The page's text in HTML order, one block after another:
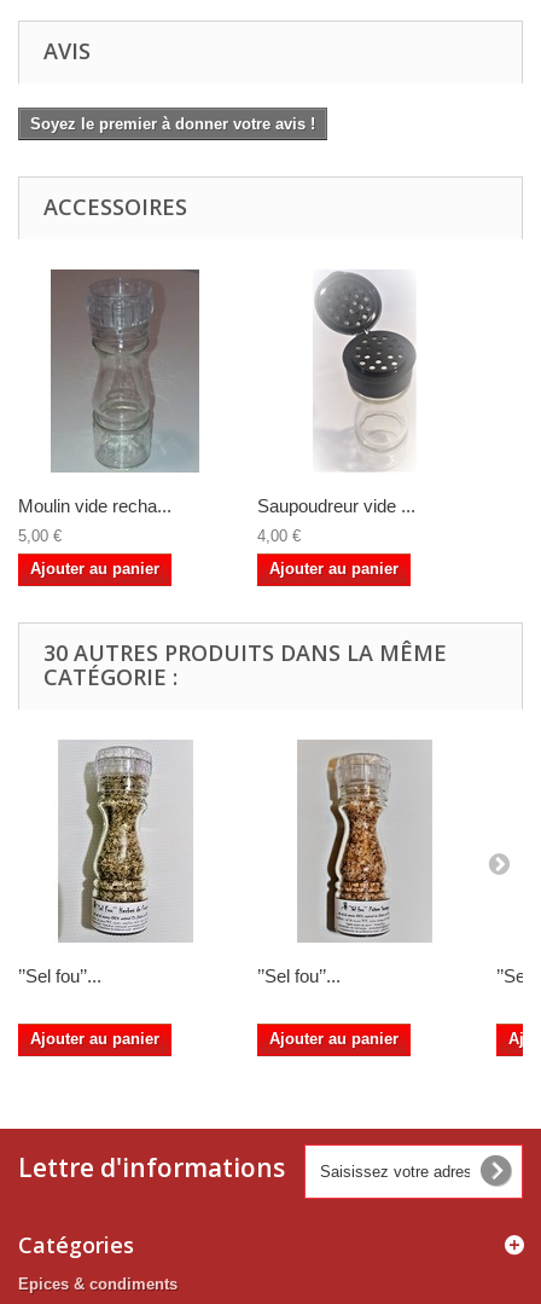
AVIS
Soyez le premier à donner votre avis !
ACCESSOIRES
Moulin vide recha...
5,00 €
Ajouter au panier
Saupoudreur vide ...
4,00 €
Ajouter au panier
30 AUTRES PRODUITS DANS LA MÊME
CATÉGORIE :
’’Sel fou’’...
Ajouter au panier
’’Sel fou’’...
Ajouter au panier
’’Sel
Lettre d'informations
Catégories
Epices & condiments